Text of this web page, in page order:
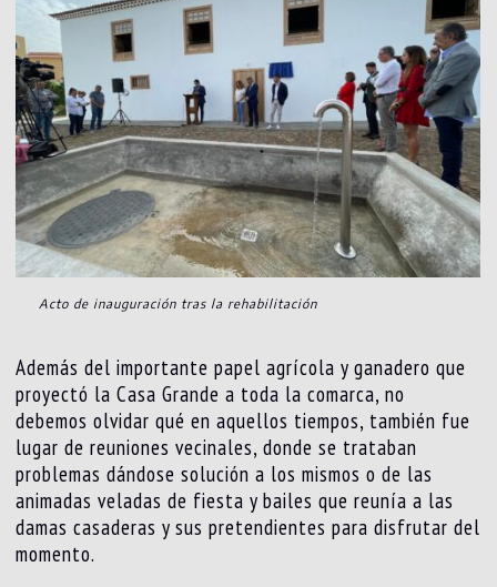
Acto de inauguración tras la rehabilitación
Además del importante papel agrícola y ganadero que
proyectó la Casa Grande a toda la comarca, no
debemos olvidar qué en aquellos tiempos, también fue
lugar de reuniones vecinales, donde se trataban
problemas dándose solución a los mismos o de las
animadas veladas de fiesta y bailes que reunía a las
damas casaderas y sus pretendientes para disfrutar del
momento.